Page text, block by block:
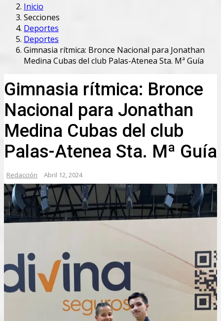
Inicio
Secciones
Deportes
Deportes
Gimnasia rítmica: Bronce Nacional para Jonathan
Medina Cubas del club Palas-Atenea Sta. Mª Guía
Gimnasia rítmica: Bronce
Nacional para Jonathan
Medina Cubas del club
Palas-Atenea Sta. Mª Guía
Redacción Abril 12, 2024